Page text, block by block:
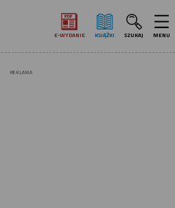
E‑WYDANIE KSIĄŻKI SZUKAJ MENU
REKLAMA